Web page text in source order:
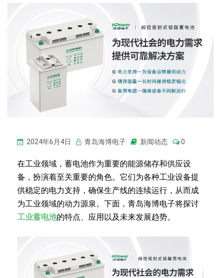
2024年6月4日 青岛海博电子 新闻动态 0
在工业领域，蓄电池作为重要的能源储存和供应设
备，扮演着至关重要的角色。它们为各种工业设备提
供稳定的电力支持，确保生产线的连续运行，从而成
为工业领域的动力源泉。下面，青岛海博电子将探讨
工业蓄电池的特点、应用以及未来发展趋势。